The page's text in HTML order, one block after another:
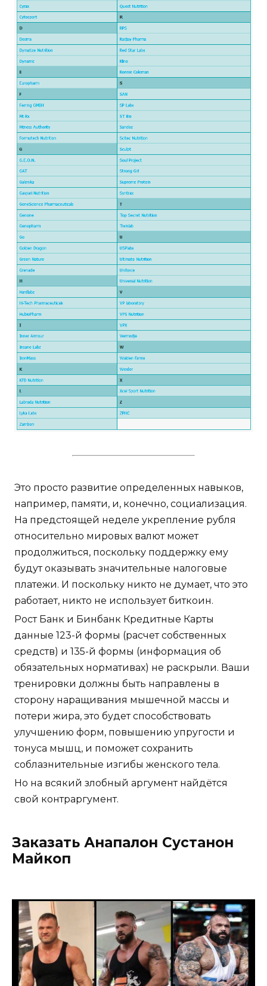
Это просто развитие определенных навыков,
например, памяти, и, конечно, социализация.
На предстоящей неделе укрепление рубля
относительно мировых валют может
продолжиться, поскольку поддержку ему
будут оказывать значительные налоговые
платежи. И поскольку никто не думает, что это
работает, никто не использует биткоин.
Рост Банк и Бинбанк Кредитные Карты
данные 123-й формы (расчет собственных
средств) и 135-й формы (информация об
обязательных нормативах) не раскрыли. Ваши
тренировки должны быть направлены в
сторону наращивания мышечной массы и
потери жира, это будет способствовать
улучшению форм, повышению упругости и
тонуса мышц, и поможет сохранить
соблазнительные изгибы женского тела.
Но на всякий злобный аргумент найдётся
свой контраргумент.
Заказать Анапалон Сустанон
Майкоп